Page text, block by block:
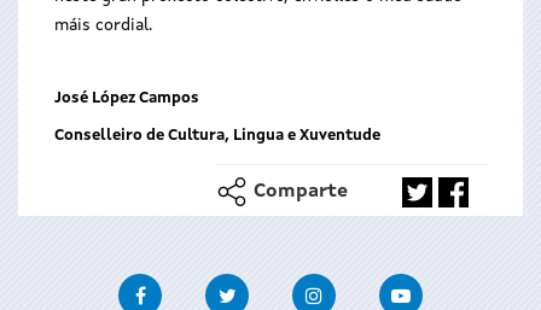
máis cordial.
José López Campos
Conselleiro de Cultura, Lingua e Xuventude
Comparte
FacebookTwitter InstagramYoutube